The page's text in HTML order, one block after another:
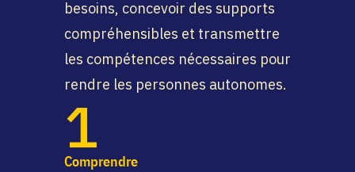
besoins, concevoir des supports
compréhensibles et transmettre
les compétences nécessaires pour
rendre les personnes autonomes.
1
Comprendre